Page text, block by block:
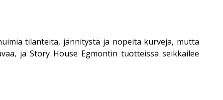
tilanteita, jännitystä ja nopeita kurveja, mutta
ja Story House Egmontin tuotteissa seikkailee